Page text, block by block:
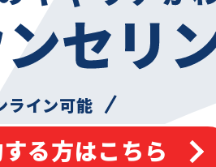
ライン可能
る方はこちら